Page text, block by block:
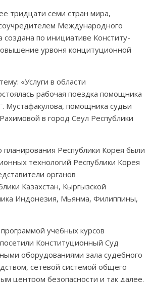
тридцати семи стран мира,
Международного
создана по инициативе Консти­ту­
урвоня концитуционной
«Услуги в области
рабочая поездка помощника
Мустафакулова, помощника судьи
в город Сеул Республики
Республики Корея были
технологий Республики Корея
органов
Казахстан, Кыргызской
Индонезия, Мьянма, Филиппины,
учебных курсов
Конституционный Суд
оборудованиями зала судебного
сетевой системой общего
центром безопасности и так далее.